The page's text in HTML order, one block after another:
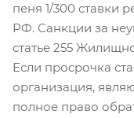
пеня 1/300 ставки
РФ. Санкции за
статье 255
Если просрочка
организация,
полное право